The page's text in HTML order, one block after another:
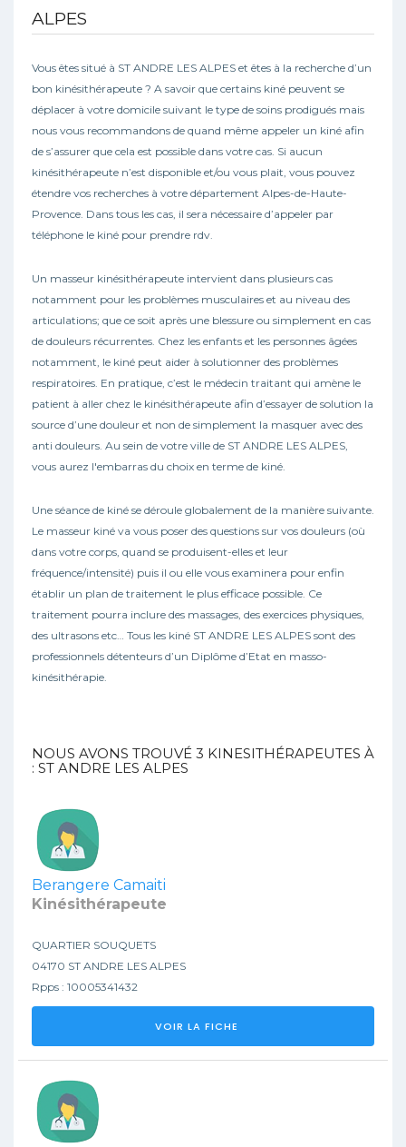
ALPES
Vous êtes situé à ST ANDRE LES ALPES et êtes à la recherche d’un
bon kinésithérapeute ? A savoir que certains kiné peuvent se
déplacer à votre domicile suivant le type de soins prodigués mais
nous vous recommandons de quand même appeler un kiné afin
de s’assurer que cela est possible dans votre cas. Si aucun
kinésithérapeute n’est disponible et/ou vous plait, vous pouvez
étendre vos recherches à votre département Alpes-de-Haute-
Provence. Dans tous les cas, il sera nécessaire d’appeler par
téléphone le kiné pour prendre rdv.
Un masseur kinésithérapeute intervient dans plusieurs cas
notamment pour les problèmes musculaires et au niveau des
articulations; que ce soit après une blessure ou simplement en cas
de douleurs récurrentes. Chez les enfants et les personnes âgées
notamment, le kiné peut aider à solutionner des problèmes
respiratoires. En pratique, c’est le médecin traitant qui amène le
patient à aller chez le kinésithérapeute afin d’essayer de solution la
source d’une douleur et non de simplement la masquer avec des
anti douleurs. Au sein de votre ville de ST ANDRE LES ALPES,
vous aurez l'embarras du choix en terme de kiné.
Une séance de kiné se déroule globalement de la manière suivante.
Le masseur kiné va vous poser des questions sur vos douleurs (où
dans votre corps, quand se produisent-elles et leur
fréquence/intensité) puis il ou elle vous examinera pour enfin
établir un plan de traitement le plus efficace possible. Ce
traitement pourra inclure des massages, des exercices physiques,
des ultrasons etc… Tous les kiné ST ANDRE LES ALPES sont des
professionnels détenteurs d’un Diplôme d’Etat en masso-
kinésithérapie.
NOUS AVONS TROUVÉ 3 KINESITHÉRAPEUTES À
: ST ANDRE LES ALPES
Berangere Camaiti
Kinésithérapeute
QUARTIER SOUQUETS
04170 ST ANDRE LES ALPES
Rpps : 10005341432
VOIR LA FICHE